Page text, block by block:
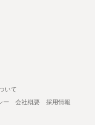
いて
ー 会社概要
採用情報